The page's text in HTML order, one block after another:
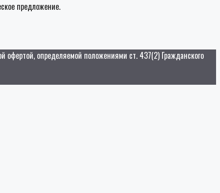
предложение.
офертой, определяемой положениями ст. 437(2) Гражданского